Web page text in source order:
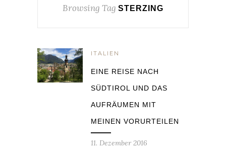
Browsing Tag STERZING
ITALIEN
EINE REISE NACH
SÜDTIROL UND DAS
AUFRÄUMEN MIT
MEINEN VORURTEILEN
11. Dezember 2016